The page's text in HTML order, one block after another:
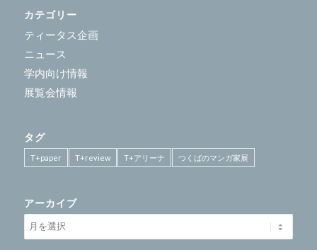
カテゴリー
ティータス企画
ニュース
学内向け情報
展覧会情報
タグ
T+paper T+review T+アリーナ つくばのマンガ家展
アーカイブ